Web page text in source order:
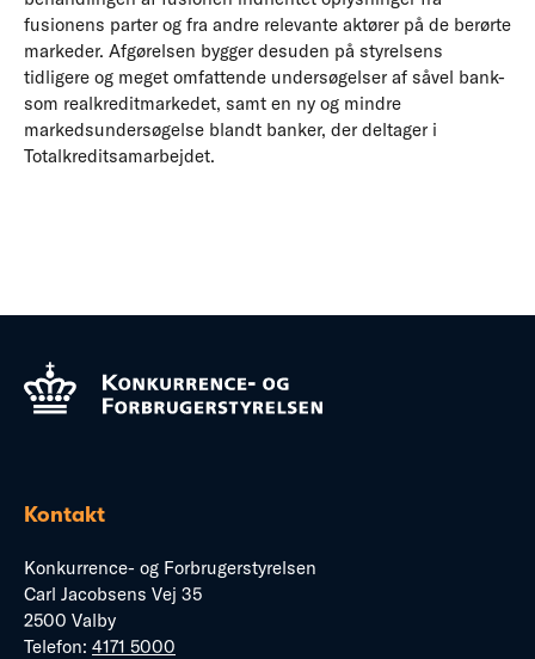
fusionens parter og fra andre relevante aktører på de berørte
markeder. Afgørelsen bygger desuden på styrelsens
tidligere og meget omfattende undersøgelser af såvel bank-
som realkreditmarkedet, samt en ny og mindre
markedsundersøgelse blandt banker, der deltager i
Totalkreditsamarbejdet.
Kontakt
Konkurrence- og Forbrugerstyrelsen
Carl Jacobsens Vej 35
2500 Valby
Telefon: 4171 5000